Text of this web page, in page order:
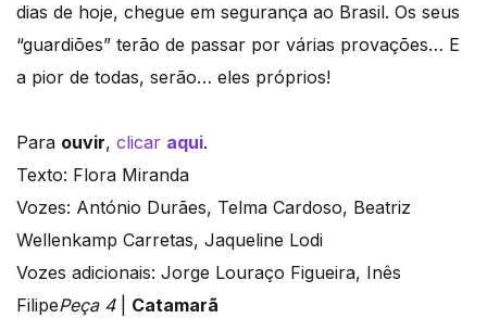
dias de hoje, chegue em segurança ao Brasil. Os seus
“guardiões” terão de passar por várias provações… E
a pior de todas, serão… eles próprios!
Para ouvir, clicar aqui.
Texto: Flora Miranda
Vozes: António Durães, Telma Cardoso, Beatriz
Wellenkamp Carretas, Jaqueline Lodi
Vozes adicionais: Jorge Louraço Figueira, Inês
FilipePeça 4| Catamarã